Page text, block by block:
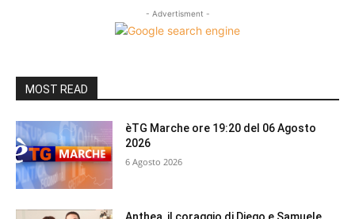
- Advertisment -
MOST READ
èTG Marche ore 19:20 del 06 Agosto
2026
6 Agosto 2026
Anthea, il coraggio di Diego e Samuele